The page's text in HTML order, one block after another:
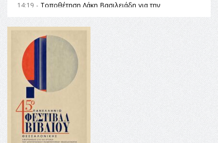
14:19 - Τοποθέτηση Λάκη Βασιλειάδη για την
Αναθεώρηση του Συντάγματος: «Σε τέτοιες κορυφαίες
θεσμικές διαδικασίες υπάρχει μόνο η ευθύνη απέναντι
στις επόμενες γενιές»
16:35 -
Το πρόγραμμα του ΠΑΟΚ στον δεύτερο γύρο του
Champions League!
16:27 -
Όλυμπος: Εντάχθηκε στον Κατάλογο Παγκόσμιας
Κληρονομιάς της UNESCO – Ομόφωνη η απόφαση Ο
Όλυμπος αναγνωρίστηκε ως φυσικό και πολιτιστικό
αγαθό εξέχουσας οικουμενικής αξίας για την
ανθρωπότητα
16:18 -ΕΝΟΡΙΑΚΕΣ ΚΑΛΟΚΑΙΡΙΝΕΣ ΔΡΑΣΕΙΣ ΓΙΑ ΠΑΙΔΙΑ
ΣΤΗΝ ΕΔΕΣΣΑ